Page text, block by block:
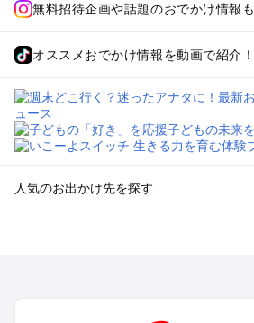
無料招待企画や話題のおでかけ情報も
オススメおでかけ情報を動画で紹介！
人気のお出かけ先を探す